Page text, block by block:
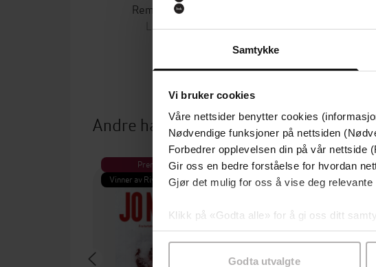
Samtykke
Vi bruker cookies
Våre nettsider benytter cookies
Nødvendige funksjoner på nettsiden
Forbedrer opplevelsen din på vår nettside
Gir oss en bedre forståelse for hvordan
Gjør det mulig for oss å vise deg
Klikk på «Godta alle» for å gi oss ditt
samtykke til spesifikke formål ved å
Godta utvalgte
Remarkable Times
Laurie Oakes
Laurie
Andre har også kjøpt
Premium
Vinner av Rivertonprisen
Premium
Første gang på tilbud